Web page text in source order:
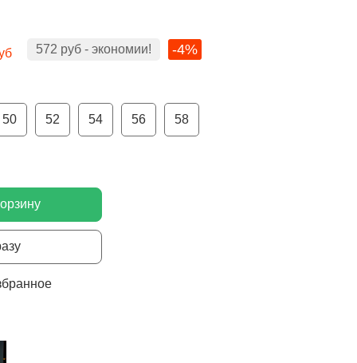
572 руб - экономии! -4%
50 52 54 56 58